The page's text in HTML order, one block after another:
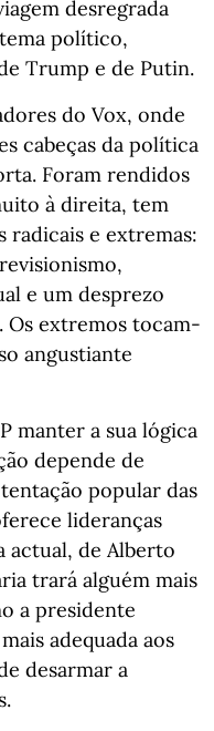
desregrada
político,
Trump e de Putin.
do Vox, onde
cabeças da política
Foram rendidos
à direita, tem
radicais e extremas:
e um desprezo
Os extremos tocam-
angustiante
manter a sua lógica
depende de
popular das
lideranças
actual, de Alberto
trará alguém mais
a presidente
adequada aos
desarmar a